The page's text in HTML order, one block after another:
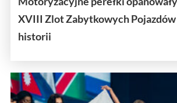
XVIII Zlot Zabytkowych Pojazdów
historii